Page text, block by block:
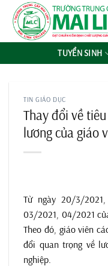
Chuyển
đến
TUYỂN SINH
TIN GIÁO DỤC
Thay đổi về
lương của giáo
Từ ngày 20/3/
03/2021, 04/2021
Theo đó, giáo viên
đổi quan trọng về
nghiệp.